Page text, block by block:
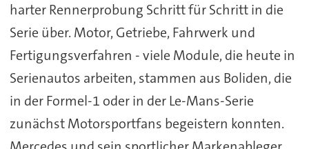
harter Rennerprobung Schritt für Schritt in die
Serie über. Motor, Getriebe, Fahrwerk und
Fertigungsverfahren - viele Module, die heute in
Serienautos arbeiten, stammen aus Boliden, die
in der Formel-1 oder in der Le-Mans-Serie
zunächst Motorsportfans begeistern konnten.